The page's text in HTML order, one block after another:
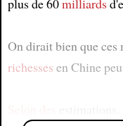
plus de 60milliards
On dirait bien que ces
richesses en Chine